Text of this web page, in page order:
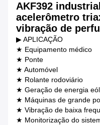
AKF392
acelerômetro
vibração de
▶ APLICAÇÃO
★ Equipamento médico
★ Ponte
★ Automóvel
★ Rolante rodoviário
★ Geração de energia
★ Máquinas de grande
★ Vibração de baixa
★ Monitorização do